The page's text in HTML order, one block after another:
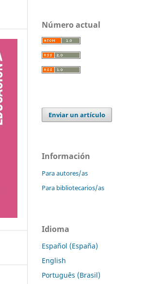
Número actual
Enviar un artículo
Información
Para autores/as
Para bibliotecarios/as
Idioma
Español (España)
English
Português (Brasil)